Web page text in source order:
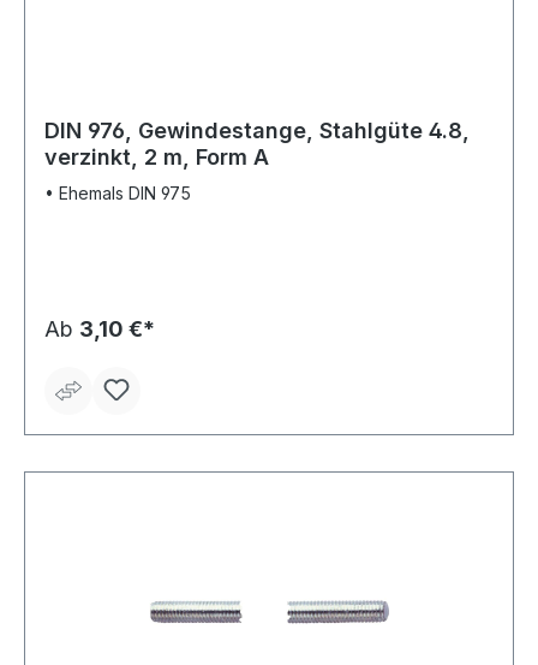
DIN 976, Gewindestange, Stahlgüte 4.8,
verzinkt, 2 m, Form A
• Ehemals DIN 975
Ab 3,10 €*